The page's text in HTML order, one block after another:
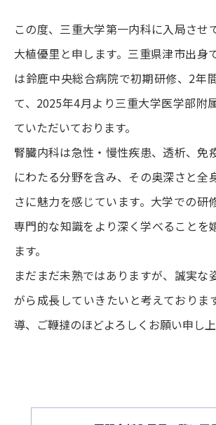
この度、三重大学第一内科に入局させ
大植優里と申します。三重県津市出身
は鈴鹿中央総合病院で初期研修、2年
て、2025年4月より三重大学医学部附
ていただいております。
腎臓内科は急性・慢性疾患、透析、免
にわたる分野を含み、その奥深さと全
さに魅力を感じています。大学での研
専門的な知識をより深く学べることを
ます。
まだまだ未熟ではありますが、誠実な
がら成長していきたいと考えておりま
導、ご鞭撻のほどよろしくお願い申し上